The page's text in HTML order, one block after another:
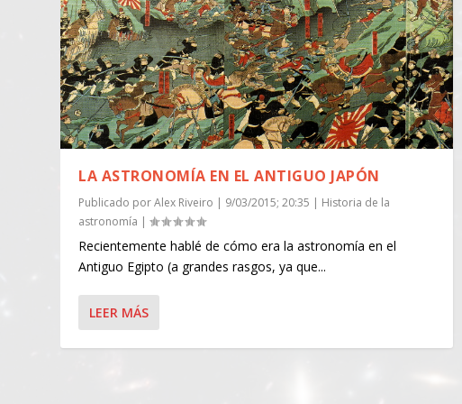
LA ASTRONOMÍA EN EL ANTIGUO JAPÓN
Publicado porAlex Riveiro | 9/03/2015; 20:35 | Historia de la
astronomía |
Recientemente hablé de cómo era la astronomía en el
Antiguo Egipto (a grandes rasgos, ya que...
LEER MÁS